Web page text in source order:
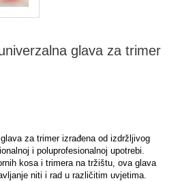
glava za trimer
za trimer izrađena od izdržljivog
i poluprofesionalnoj upotrebi.
kosa i trimera na tržištu, ova glava
niti i rad u različitim uvjetima.